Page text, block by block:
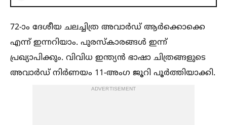
72-ാം ദേശീയ ചലച്ചിത്ര അവാര്‍ഡ് ആർക്കൊക്കെ
എന്ന് ഇന്നറിയാം. പുരസ്കാരങ്ങള്‍ ഇന്ന്
പ്രഖ്യാപിക്കും. വിവിധ ഇന്ത്യന്‍ ഭാഷാ ചിത്രങ്ങളുടെ
അവാര്‍ഡ് നിര്‍ണയം 11-അംഗ ജൂറി പൂര്‍ത്തിയാക്കി.
ADVERTISEMENT